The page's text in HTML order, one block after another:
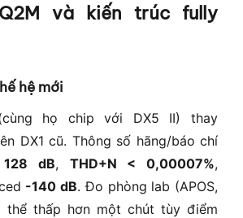
và kiến trúc fully
hệ mới
họ chip với DX5 II) thay
DX1 cũ. Thông số hãng/báo chí
128 dB, THD+N < 0,00007%,
-140 dB. Đo phòng lab (APOS,
thể thấp hơn một chút tùy điểm